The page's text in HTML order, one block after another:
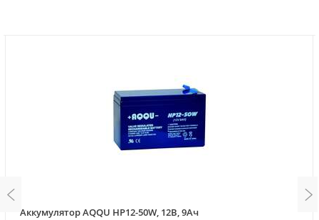
Аккумулятор AQQU HP12-50W, 12В, 9Ач